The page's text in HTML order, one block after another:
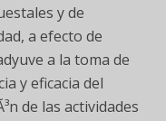
y de
a efecto de
a la toma de
y eficacia del
de las actividades